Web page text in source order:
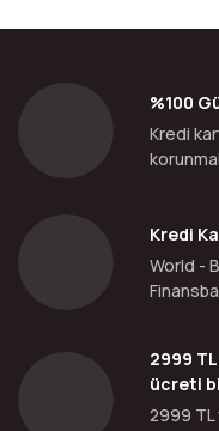
%100
Kredi
Kredi
World -
2999
ücreti
2999 TL